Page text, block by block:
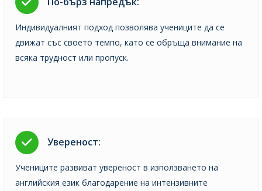
Индивидуалният подход позволява учениците да се
движат със своето темпо, като се обръща внимание на
всяка трудност или пропуск.
Увереност:
Учениците развиват увереност в използването на
английския език благодарение на интензивните